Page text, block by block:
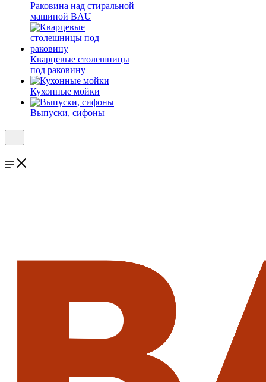
Раковина над стиральной
машиной BAU
Кварцевые столешницы
под раковину
Кухонные мойки
Выпуски, сифоны